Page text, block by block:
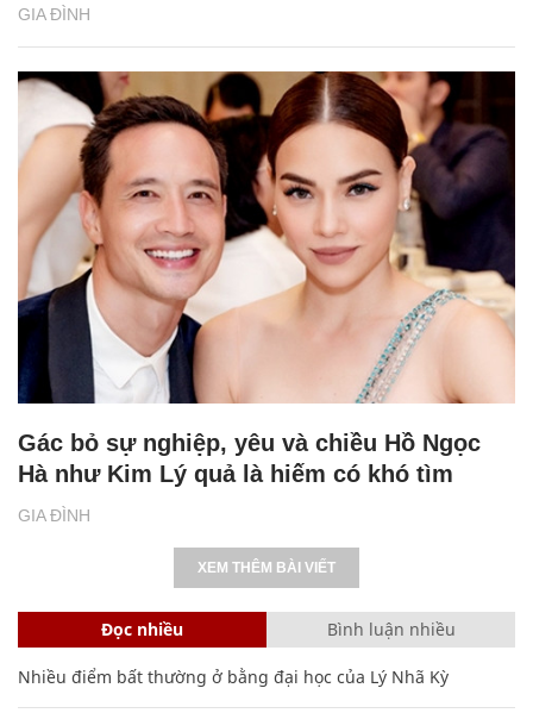
GIA ĐÌNH
GIA ĐÌNH
Gác bỏ sự nghiệp, yêu và chiều Hồ Ngọc
Hà như Kim Lý quả là hiếm có khó tìm
XEM THÊM BÀI VIẾT
Đọc nhiều Bình luận nhiều
Nhiều điểm bất thường ở bằng đại học của Lý Nhã Kỳ